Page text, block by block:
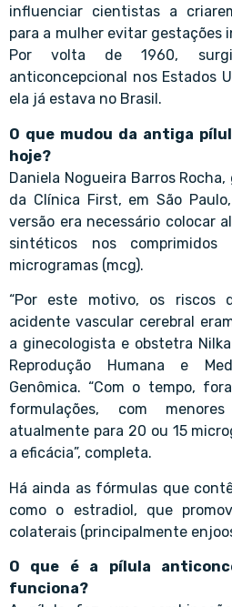
influenciar cientistas a
para a mulher evitar gestações
Por volta de 1960,
anticoncepcional nos Estados
ela já estava no Brasil.
O que mudou da antiga
hoje?
Daniela Nogueira Barros
da Clínica First, em São
versão era necessário colocar
sintéticos nos
microgramas (mcg).
“Por este motivo, os riscos
acidente vascular cerebral
a ginecologista e obstetra
Reprodução Humana e
Genômica. “Com o tempo,
formulações, com
atualmente para 20 ou 15
a eficácia”, completa.
Há ainda as fórmulas que
como o estradiol, que
colaterais (principalmente
O que é a pílula
funciona?